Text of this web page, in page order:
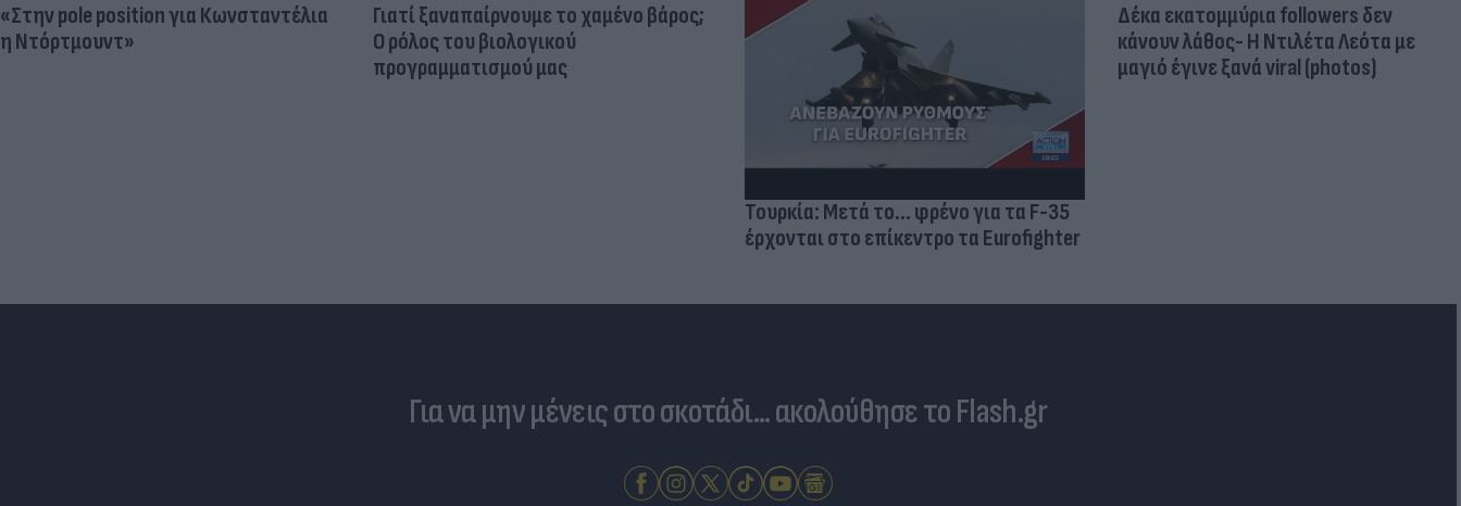
«Στην pole position για Κωνσταντέλια
η Ντόρτμουντ»
Γιατί ξαναπαίρνουμε το χαμένο βάρος;
Ο ρόλος του βιολογικού
προγραμματισμού μας
Τουρκία: Μετά το... φρένο για τα F-35
έρχονται στο επίκεντρο τα Eurofighter
Δέκα εκατομμύρια followers δεν
κάνουν λάθος- Η Ντιλέτα Λεότα με
μαγιό έγινε ξανά viral (photos)
Για να μην μένεις στο σκοτάδι... ακολούθησε το Flash.gr